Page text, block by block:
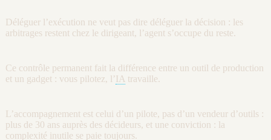
Déléguer l’exécution ne veut pas dire déléguer la décision : les
arbitrages restent chez le dirigeant, l’agent s’occupe du reste.
Ce contrôle permanent fait la différence entre un outil de production
et un gadget : vous pilotez, l’IA travaille.
L’accompagnement est celui d’un pilote, pas d’un vendeur d’outils :
plus de 30 ans auprès des décideurs, et une conviction : la
complexité inutile se paie toujours.